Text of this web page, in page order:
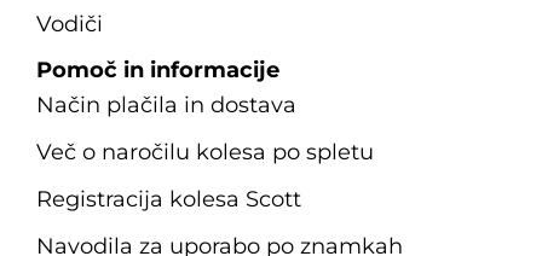
Vodiči
Pomoč in informacije
Način plačila in dostava
Več o naročilu kolesa po spletu
Registracija kolesa Scott
Navodila za uporabo po znamkah